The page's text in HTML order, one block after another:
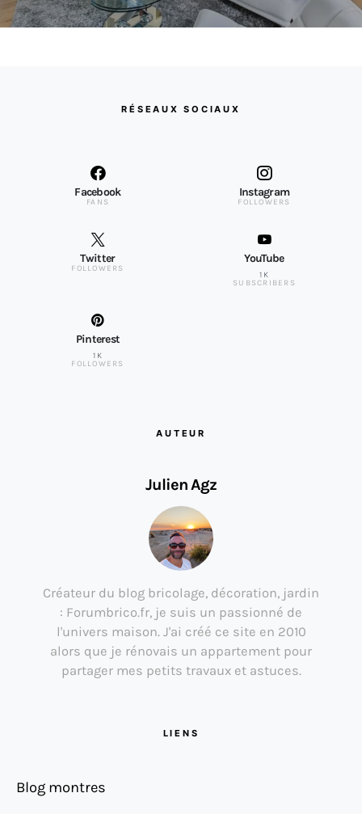
RÉSEAUX SOCIAUX
Facebook
FANS
Instagram
FOLLOWERS
Twitter
FOLLOWERS
YouTube
1K
SUBSCRIBERS
Pinterest
1K
FOLLOWERS
AUTEUR
Julien Agz
Créateur du blog bricolage, décoration, jardin
: Forumbrico.fr, je suis un passionné de
l'univers maison. J'ai créé ce site en 2010
alors que je rénovais un appartement pour
partager mes petits travaux et astuces.
LIENS
Blog montres